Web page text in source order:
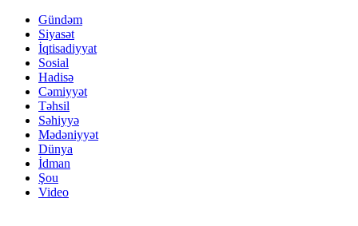
Gündəm
Siyasət
İqtisadiyyat
Sosial
Hadisə
Cəmiyyət
Təhsil
Səhiyyə
Mədəniyyət
Dünya
İdman
Şou
Video